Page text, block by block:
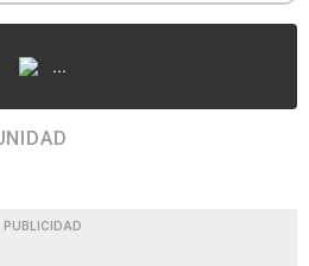
...
PUBLICIDAD